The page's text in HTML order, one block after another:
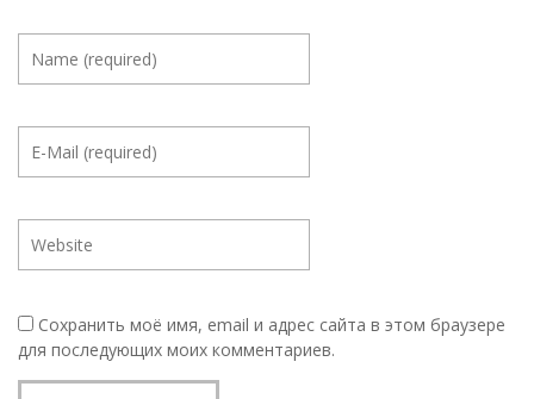
Сохранить моё имя, email и адрес сайта в этом браузере
для последующих моих комментариев.